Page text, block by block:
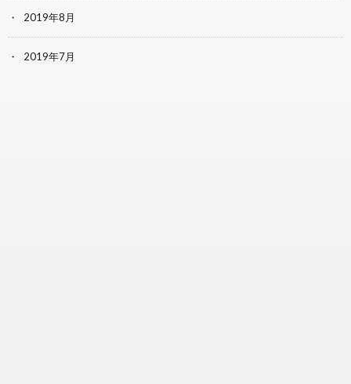
2019年8月
2019年7月